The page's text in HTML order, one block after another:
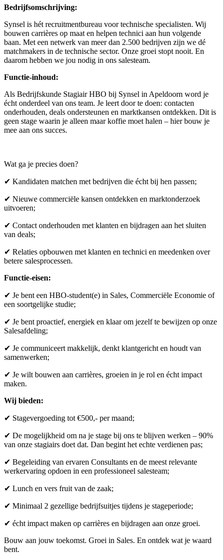
Bedrijfsomschrijving:
Synsel is hét recruitmentbureau voor technische specialisten. Wij
bouwen carrières op maat en helpen technici aan hun volgende
baan. Met een netwerk van meer dan 2.500 bedrijven zijn we dé
matchmakers in de technische sector. Onze groei stopt nooit. En
daarom hebben we jou nodig in ons salesteam.
Functie-inhoud:
Als Bedrijfskunde Stagiair HBO bij Synsel in Apeldoorn word je
écht onderdeel van ons team. Je leert door te doen: contacten
onderhouden, deals ondersteunen en marktkansen ontdekken. Dit is
geen stage waarin je alleen maar koffie moet halen – hier bouw je
mee aan ons succes.
Wat ga je precies doen?
✔ Kandidaten matchen met bedrijven die écht bij hen passen;
✔ Nieuwe commerciële kansen ontdekken en marktonderzoek
uitvoeren;
✔ Contact onderhouden met klanten en bijdragen aan het sluiten
van deals;
✔ Relaties opbouwen met klanten en technici en meedenken over
betere salesprocessen.
Functie-eisen:
✔ Je bent een HBO-student(e) in Sales, Commerciële Economie of
een soortgelijke studie;
✔ Je bent proactief, energiek en klaar om jezelf te bewijzen op onze
Salesafdeling;
✔ Je communiceert makkelijk, denkt klantgericht en houdt van
samenwerken;
✔ Je wilt bouwen aan carrières, groeien in je rol en écht impact
maken.
Wij bieden:
✔ Stagevergoeding tot €500,- per maand;
✔ De mogelijkheid om na je stage bij ons te blijven werken – 90%
van onze stagiairs doet dat. Dan begint het echte verdienen pas;
✔ Begeleiding van ervaren Consultants en de meest relevante
werkervaring opdoen in een professioneel salesteam;
✔ Lunch en vers fruit van de zaak;
✔ Minimaal 2 gezellige bedrijfsuitjes tijdens je stageperiode;
✔ écht impact maken op carrières en bijdragen aan onze groei.
Bouw aan jouw toekomst. Groei in Sales. En ontdek wat je waard
bent.